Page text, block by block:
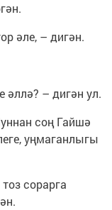
әле, – дигән.
әллә? – дигән ул.
соң Гайшә
уңмаганлыгы
сорарга